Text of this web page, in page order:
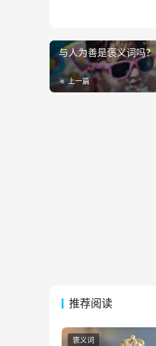
与人为善是褒义词吗？
上一篇
推荐阅读
褒义词